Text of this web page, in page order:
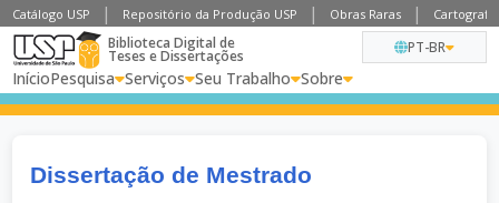
Catálogo USP Repositório da Produção USP Obras Raras
Biblioteca Digital de
Teses e Dissertações
InícioPesquisa Serviços Seu Trabalho Sobre
PT-BR
Dissertação de Mestrado